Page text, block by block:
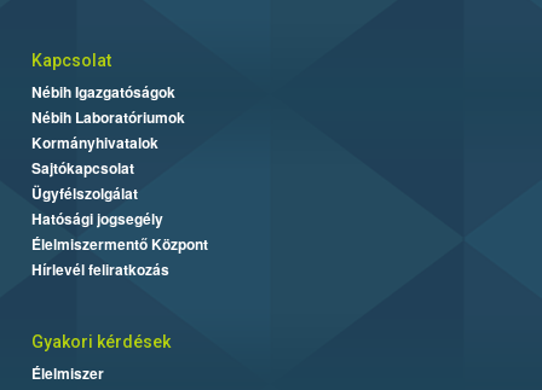
Kapcsolat
Nébih Igazgatóságok
Nébih Laboratóriumok
Kormányhivatalok
Sajtókapcsolat
Ügyfélszolgálat
Hatósági jogsegély
Élelmiszermentő Központ
Hírlevél feliratkozás
Gyakori kérdések
Élelmiszer